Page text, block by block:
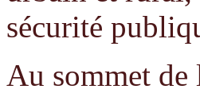
sécurité
Au sommet de